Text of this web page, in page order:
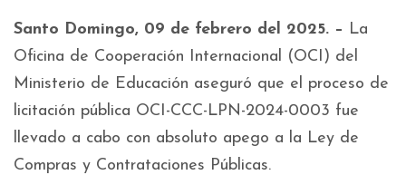
Santo Domingo, 09 de febrero del 2025. – La
Oficina de Cooperación Internacional (OCI) del
Ministerio de Educación aseguró que el proceso de
licitación pública OCI-CCC-LPN-2024-0003 fue
llevado a cabo con absoluto apego a la Ley de
Compras y Contrataciones Públicas.